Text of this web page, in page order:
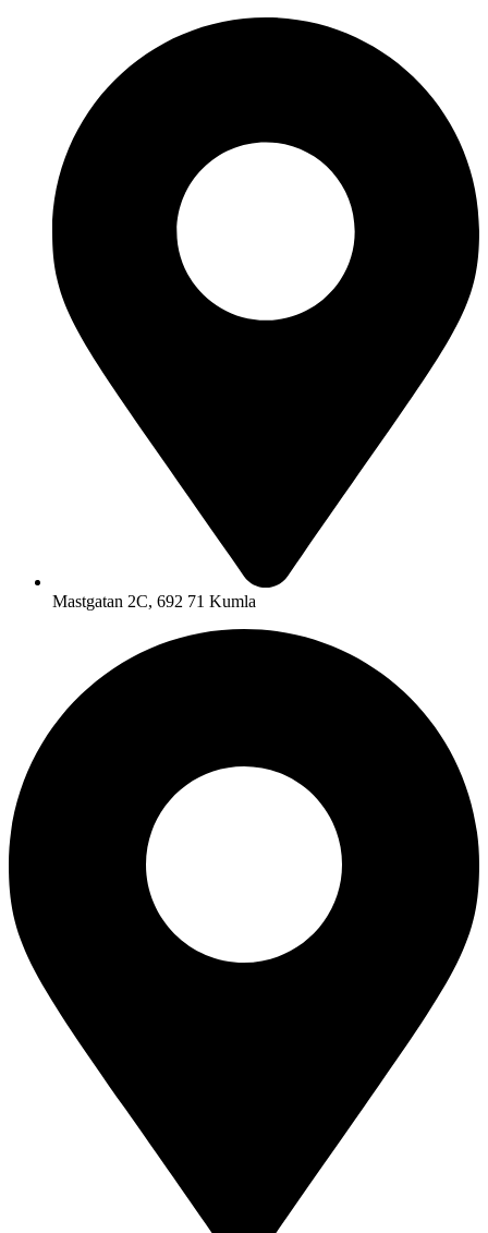
Mastgatan 2C, 692 71 Kumla